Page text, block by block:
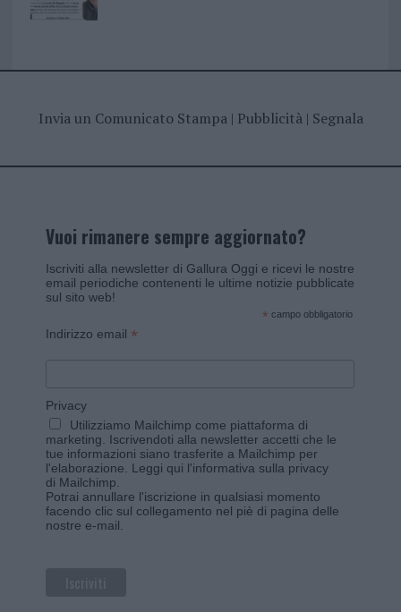
Invia un Comunicato Stampa| Pubblicità| Segnala
Vuoi rimanere sempre aggiornato?
Iscriviti alla newsletter di Gallura Oggi e ricevi le nostre
email periodiche contenenti le ultime notizie pubblicate
sul sito web!
* campo obbligatorio
Indirizzo email *
Privacy
Utilizziamo Mailchimp come piattaforma di
marketing. Iscrivendoti alla newsletter accetti che le
tue informazioni siano trasferite a Mailchimp per
l'elaborazione. Leggi qui l'informativa sulla privacy
di Mailchimp
Potrai annullare l'iscrizione in qualsiasi momento
facendo clic sul collegamento nel piè di pagina delle
nostre e-mail.